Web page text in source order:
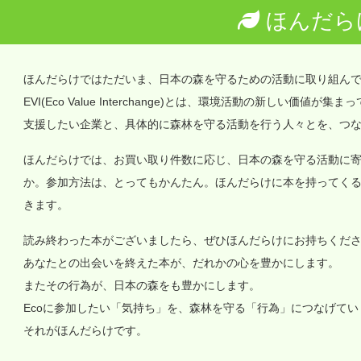
ほんだら
ほんだらけではただいま、日本の森を守るための活動に取り組ん
EVI(Eco Value Interchange)とは、環境活動の新しい価値が集ま
支援したい企業と、具体的に森林を守る活動を行う人々とを、つ
ほんだらけでは、お買い取り件数に応じ、日本の森を守る活動に
か。参加方法は、とってもかんたん。ほんだらけに本を持ってく
きます。
読み終わった本がございましたら、ぜひほんだらけにお持ちくだ
あなたとの出会いを終えた本が、だれかの心を豊かにします。
またその行為が、日本の森をも豊かにします。
Ecoに参加したい「気持ち」を、森林を守る「行為」につなげて
それがほんだらけです。